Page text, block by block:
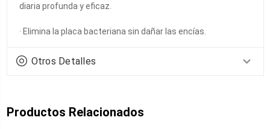
diaria profunda y eficaz.
· Elimina la placa bacteriana sin dañar las encías.
Otros Detalles
Productos Relacionados